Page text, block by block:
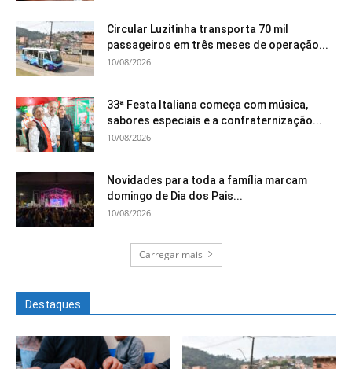
Circular Luzitinha transporta 70 mil
passageiros em três meses de operação...
10/08/2026
33ª Festa Italiana começa com música,
sabores especiais e a confraternização...
10/08/2026
Novidades para toda a família marcam
domingo de Dia dos Pais...
10/08/2026
Carregar mais
Destaques